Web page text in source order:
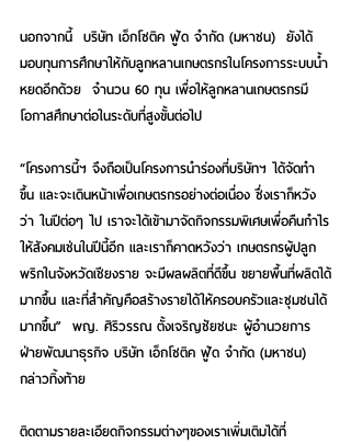
นอกจากนี้  บริษัท เอ็กโซติค ฟู้ด จำกัด (มหาชน)  ยังได้
มอบทุนการศึกษาให้กับลูกหลานเกษตรกรในโครงการระบบน้ำ
หยดอีกด้วย  จำนวน 60 ทุน เพื่อให้ลูกหลานเกษตรกรมี
โอกาสศึกษาต่อในระดับที่สูงขั้นต่อไป
“โครงการนี้ฯ จึงถือเป็นโครงการนำร่องที่บริษัทฯ ได้จัดทำ
ขึ้น และจะเดินหน้าเพื่อเกษตรกรอย่างต่อเนื่อง ซึ่งเราก็หวัง
ว่า ในปีต่อๆ ไป เราจะได้เข้ามาจัดกิจกรรมพิเศษเพื่อคืนกำไร
ให้สังคมเช่นในปีนี้อีก และเราก็คาดหวังว่า เกษตรกรผู้ปลูก
พริกในจังหวัดเชียงราย จะมีผลผลิตที่ดีขึ้น ขยายพื้นที่ผลิตได้
มากขึ้น และที่สำคัญคือสร้างรายได้ให้ครอบครัวและชุมชนได้
มากขึ้น”  พญ. ศิริวรรณ ตั้งเจริญชัยชนะ ผู้อำนวยการ
ฝ่ายพัฒนาธุรกิจ บริษัท เอ็กโซติค ฟู้ด จำกัด (มหาชน)
กล่าวทิ้งท้าย
ติดตามรายละเอียดกิจกรรมต่างๆของเราเพิ่มเติมได้ที่